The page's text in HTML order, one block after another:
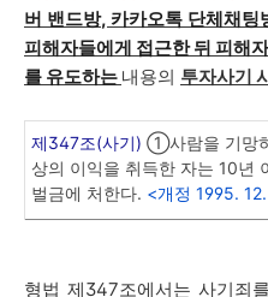
버 밴드방, 카카오톡 단체채팅
피해자들에게 접근한 뒤 피해
를 유도하는 내용의 투자사기
제347조(사기) ①사람을 기망
상의 이익을 취득한 자는 10년
벌금에 처한다. <개정 1995.
형법 제347조에서는 사기죄